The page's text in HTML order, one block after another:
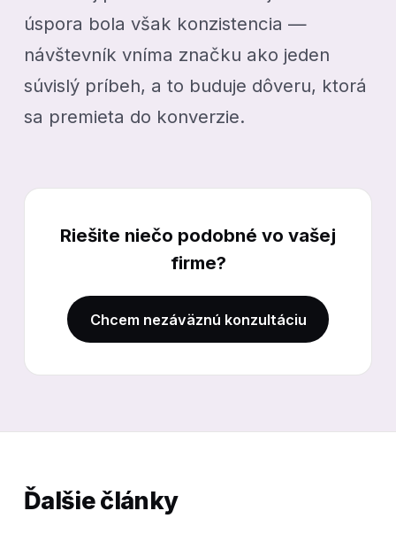
úspora bola však konzistencia —
návštevník vníma značku ako jeden
súvislý príbeh, a to buduje dôveru, ktorá
sa premieta do konverzie.
Riešite niečo podobné vo vašej
firme?
Chcem nezáväznú konzultáciu
Ďalšie články